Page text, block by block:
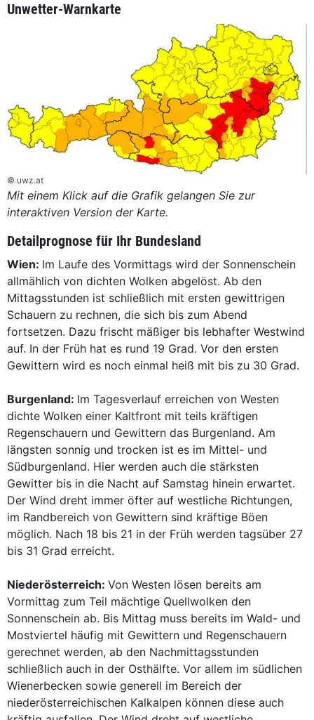
Unwetter-Warnkarte
© uwz.at
Mit einem Klick auf die Grafik gelangen Sie zur
interaktiven Version der Karte.
Detailprognose für Ihr Bundesland
Wien: Im Laufe des Vormittags wird der Sonnenschein
allmählich von dichten Wolken abgelöst. Ab den
Mittagsstunden ist schließlich mit ersten gewittrigen
Schauern zu rechnen, die sich bis zum Abend
fortsetzen. Dazu frischt mäßiger bis lebhafter Westwind
auf. In der Früh hat es rund 19 Grad. Vor den ersten
Gewittern wird es noch einmal heiß mit bis zu 30 Grad.
Burgenland: Im Tagesverlauf erreichen von Westen
dichte Wolken einer Kaltfront mit teils kräftigen
Regenschauern und Gewittern das Burgenland. Am
längsten sonnig und trocken ist es im Mittel- und
Südburgenland. Hier werden auch die stärksten
Gewitter bis in die Nacht auf Samstag hinein erwartet.
Der Wind dreht immer öfter auf westliche Richtungen,
im Randbereich von Gewittern sind kräftige Böen
möglich. Nach 18 bis 21 in der Früh werden tagsüber 27
bis 31 Grad erreicht.
Niederösterreich: Von Westen lösen bereits am
Vormittag zum Teil mächtige Quellwolken den
Sonnenschein ab. Bis Mittag muss bereits im Wald- und
Mostviertel häufig mit Gewittern und Regenschauern
gerechnet werden, ab den Nachmittagsstunden
schließlich auch in der Osthälfte. Vor allem im südlichen
Wienerbecken sowie generell im Bereich der
niederösterreichischen Kalkalpen können diese auch